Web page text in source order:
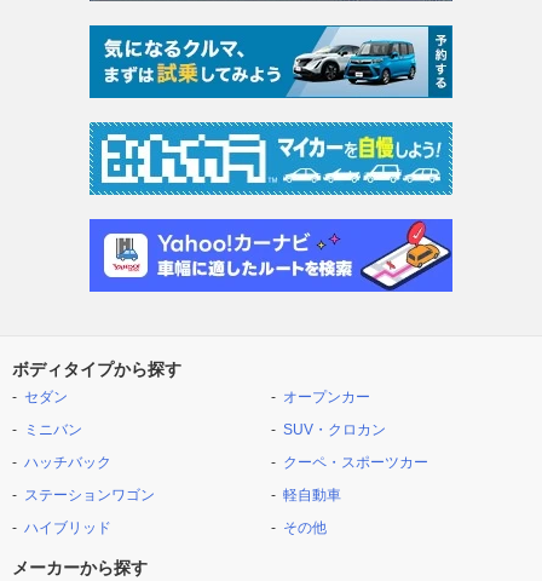
ボディタイプから探す
セダン
ミニバン
ハッチバック
ステーションワゴン
ハイブリッド
オープンカー
SUV・クロカン
クーペ・スポーツカー
軽自動車
その他
メーカーから探す